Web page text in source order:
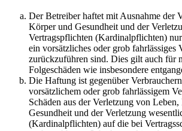
Der Betreiber haftet mit Ausnahme der
Körper und Gesundheit und der
Vertragspflichten (Kardinalpflichten)
ein vorsätzliches oder grob fahrlässiges
zurückzuführen sind. Dies gilt auch für
Folgeschäden wie insbesondere
Die Haftung ist gegenüber
vorsätzlichem oder grob fahrlässigem
Schäden aus der Verletzung von
Gesundheit und der Verletzung
(Kardinalpflichten) auf die bei